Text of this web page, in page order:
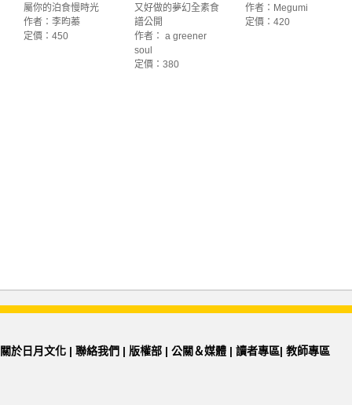
屬你的泊食慢時光
作者：李昀蓁
定價：450
又好做的夢幻全素食
譜公開
作者： a greener
soul
定價：380
作者：Megumi
定價：420
關於日月文化 | 聯絡我們 | 版權部 | 公關＆媒體 | 讀者專區| 教師專區